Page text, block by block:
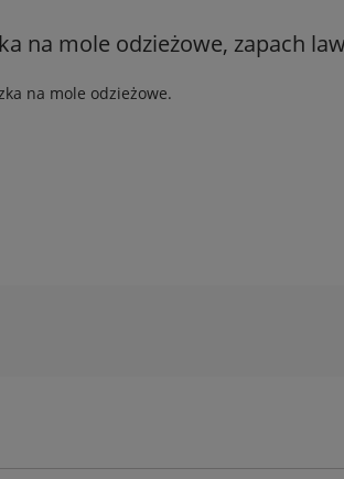
na mole odzieżowe, zapach
na mole odzieżowe.